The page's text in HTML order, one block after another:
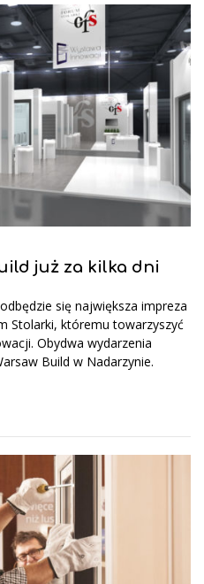
już za kilka dni
się największa impreza
Stolarki, któremu towarzyszyć
Obydwa wydarzenia
Build w Nadarzynie.